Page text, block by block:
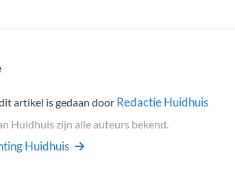
artikel is gedaan door Redactie Huidhuis
Huidhuis zijn alle auteurs bekend.
Huidhuis